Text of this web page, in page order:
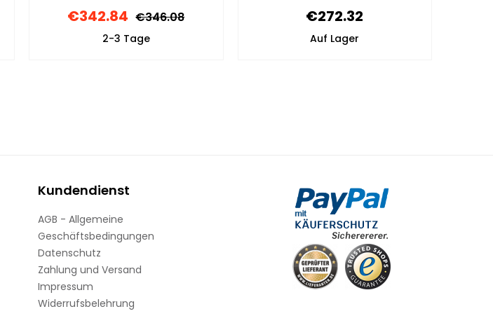
€342.84 €346.08
2-3 Tage
€272.32
Auf Lager
Kundendienst
AGB - Allgemeine
Geschäftsbedingungen
Datenschutz
Zahlung und Versand
Impressum
Widerrufsbelehrung